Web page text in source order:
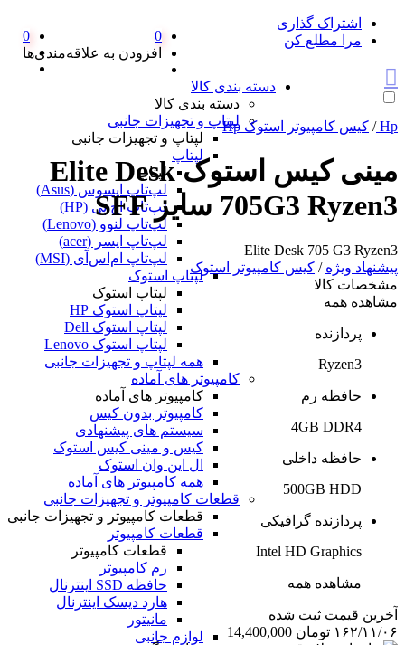
اشتراک گذاری
مرا مطلع کن
0
افزودن به علاقه‌مندی‌ها
0
دسته بندی کالا
دسته بندی کالا
لپتاپ و تجهیزات جانبی
لپتاپ و تجهیزات جانبی
لپتاپ
لپتاپ
لپ‌تاپ ایسوس (Asus)
لپ‌تاپ اچ پی (HP)
لپ‌تاپ لنوو (Lenovo)
لپ‌تاپ ایسر (acer)
لپ‌تاپ ام‌اس‌آی (MSI)
لپتاپ استوک
لپتاپ استوک
لپتاپ استوک HP
لپتاپ استوک Dell
لپتاپ استوک Lenovo
همه لپتاپ و تجهیزات جانبی
کامپیوتر های آماده
کامپیوتر های آماده
کامپیوتر بدون کیس
سیستم های پیشنهادی
کیس و مینی کیس استوک
ال این وان استوک
همه کامپیوتر های آماده
قطعات کامپیوتر و تجهیزات جانبی
قطعات کامپیوتر و تجهیزات جانبی
قطعات کامپیوتر
قطعات کامپیوتر
رم کامپیوتر
حافظه SSD اینترنال
هارد دیسک اینترنال
مانیتور
لوازم جانبی
Hp
/ کیس کامپیوتر استوک Hp
مینی کیس استوک Elite Desk
705G3 Ryzen3 سایز SFF
Elite Desk 705 G3 Ryzen3
پیشنهاد ویژه / کیس کامپیوتر استوک
مشخصات کالا
مشاهده همه
پردازنده
Ryzen3
حافظه رم
4GB DDR4
حافظه داخلی
500GB HDD
پردازنده گرافیکی
Intel HD Graphics
مشاهده همه
آخرین‌ قیمت ثبت‌ شده
۱۶۲/۱۱/۰۶ تومان